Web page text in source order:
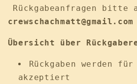
Rückgabeanfragen bitte
crewschachmatt@gmail.com
Übersicht über
Rückgaben werden für
akzeptiert